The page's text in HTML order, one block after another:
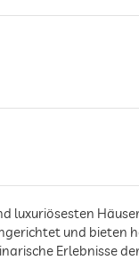
luxuriösesten
und bieten
Erlebnisse